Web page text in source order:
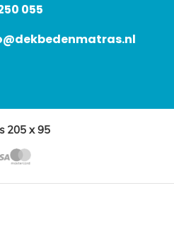
055
205 x 95